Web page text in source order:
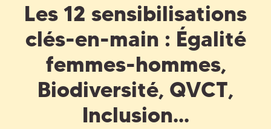
Les 12 sensibilisations
clés-en-main : Égalité
femmes-hommes,
Biodiversité, QVCT,
Inclusion...